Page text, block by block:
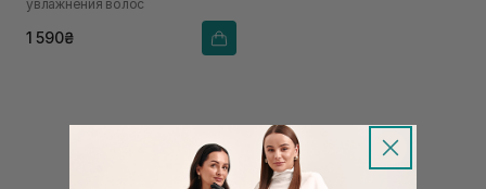
увлажнения волос
1 590₴